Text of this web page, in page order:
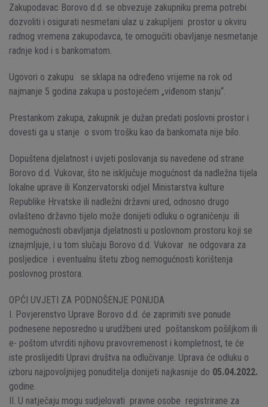
Zakupodavac Borovo d.d. se obvezuje zakupniku prema potrebi
dozvoliti i osigurati nesmetani ulaz u zakupljeni prostor u okviru
radnog vremena zakupodavca, te omogućiti obavljanje nesmetanje
radnje kod i s bankomatom.
Ugovori o zakupu se sklapa na određeno vrijeme na rok od
najmanje 5 godina zakupa u postojećem „viđenom stanju“.
Prestankom zakupa, zakupnik je dužan predati poslovni prostor i
dovesti ga u stanje o svom trošku kao da bankomata nije bilo.
Dopuštena djelatnost i uvjeti poslovanja su navedene od strane
Borovo d.d. Vukovar, što ne isključuje mogućnost da nadležna tijela
lokalne uprave ili Konzervatorski odjel Ministarstva kulture
Republike Hrvatske ili nadležni državni ured, odnosno drugo
ovlašteno državno tijelo može donijeti odluku o ograničenju ili
nemogućnosti obavljanja djelatnosti u poslovnom prostoru koji se
iznajmljuje, i u tom slučaju Borovo d.d. Vukovar ne odgovara za
posljedice i eventualnu štetu zbog nemogućnosti korištenja
poslovnog prostora.
OPĆI UVJETI ZA PODNOŠENJE PONUDA
I. Povjerenstvo Uprave Borovo d.d. će zaprimiti sve ponude
podnesene neposredno u urudžbeni ured poštanskom pošiljkom ili
e- poštom utvrditi njihovu pravovremenost i kompletnost, te će
iste proslijediti Upravi društva na odlučivanje. Uprava će odluku o
izboru najpovoljnijeg ponuditelja donijeti najkasnije do 05.04.2022.
godine.
II. U natječaju mogu sudjelovati pravne osobe registrirane za